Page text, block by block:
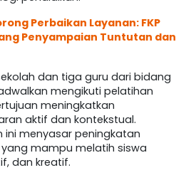
Perbaikan Layanan: FKP
Penyampaian Tuntutan dan
dan tiga guru dari bidang
mengikuti pelatihan
meningkatkan
aktif dan kontekstual.
ini menyasar peningkatan
mampu melatih siswa
dan kreatif.